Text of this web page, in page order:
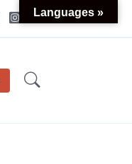
Languages »